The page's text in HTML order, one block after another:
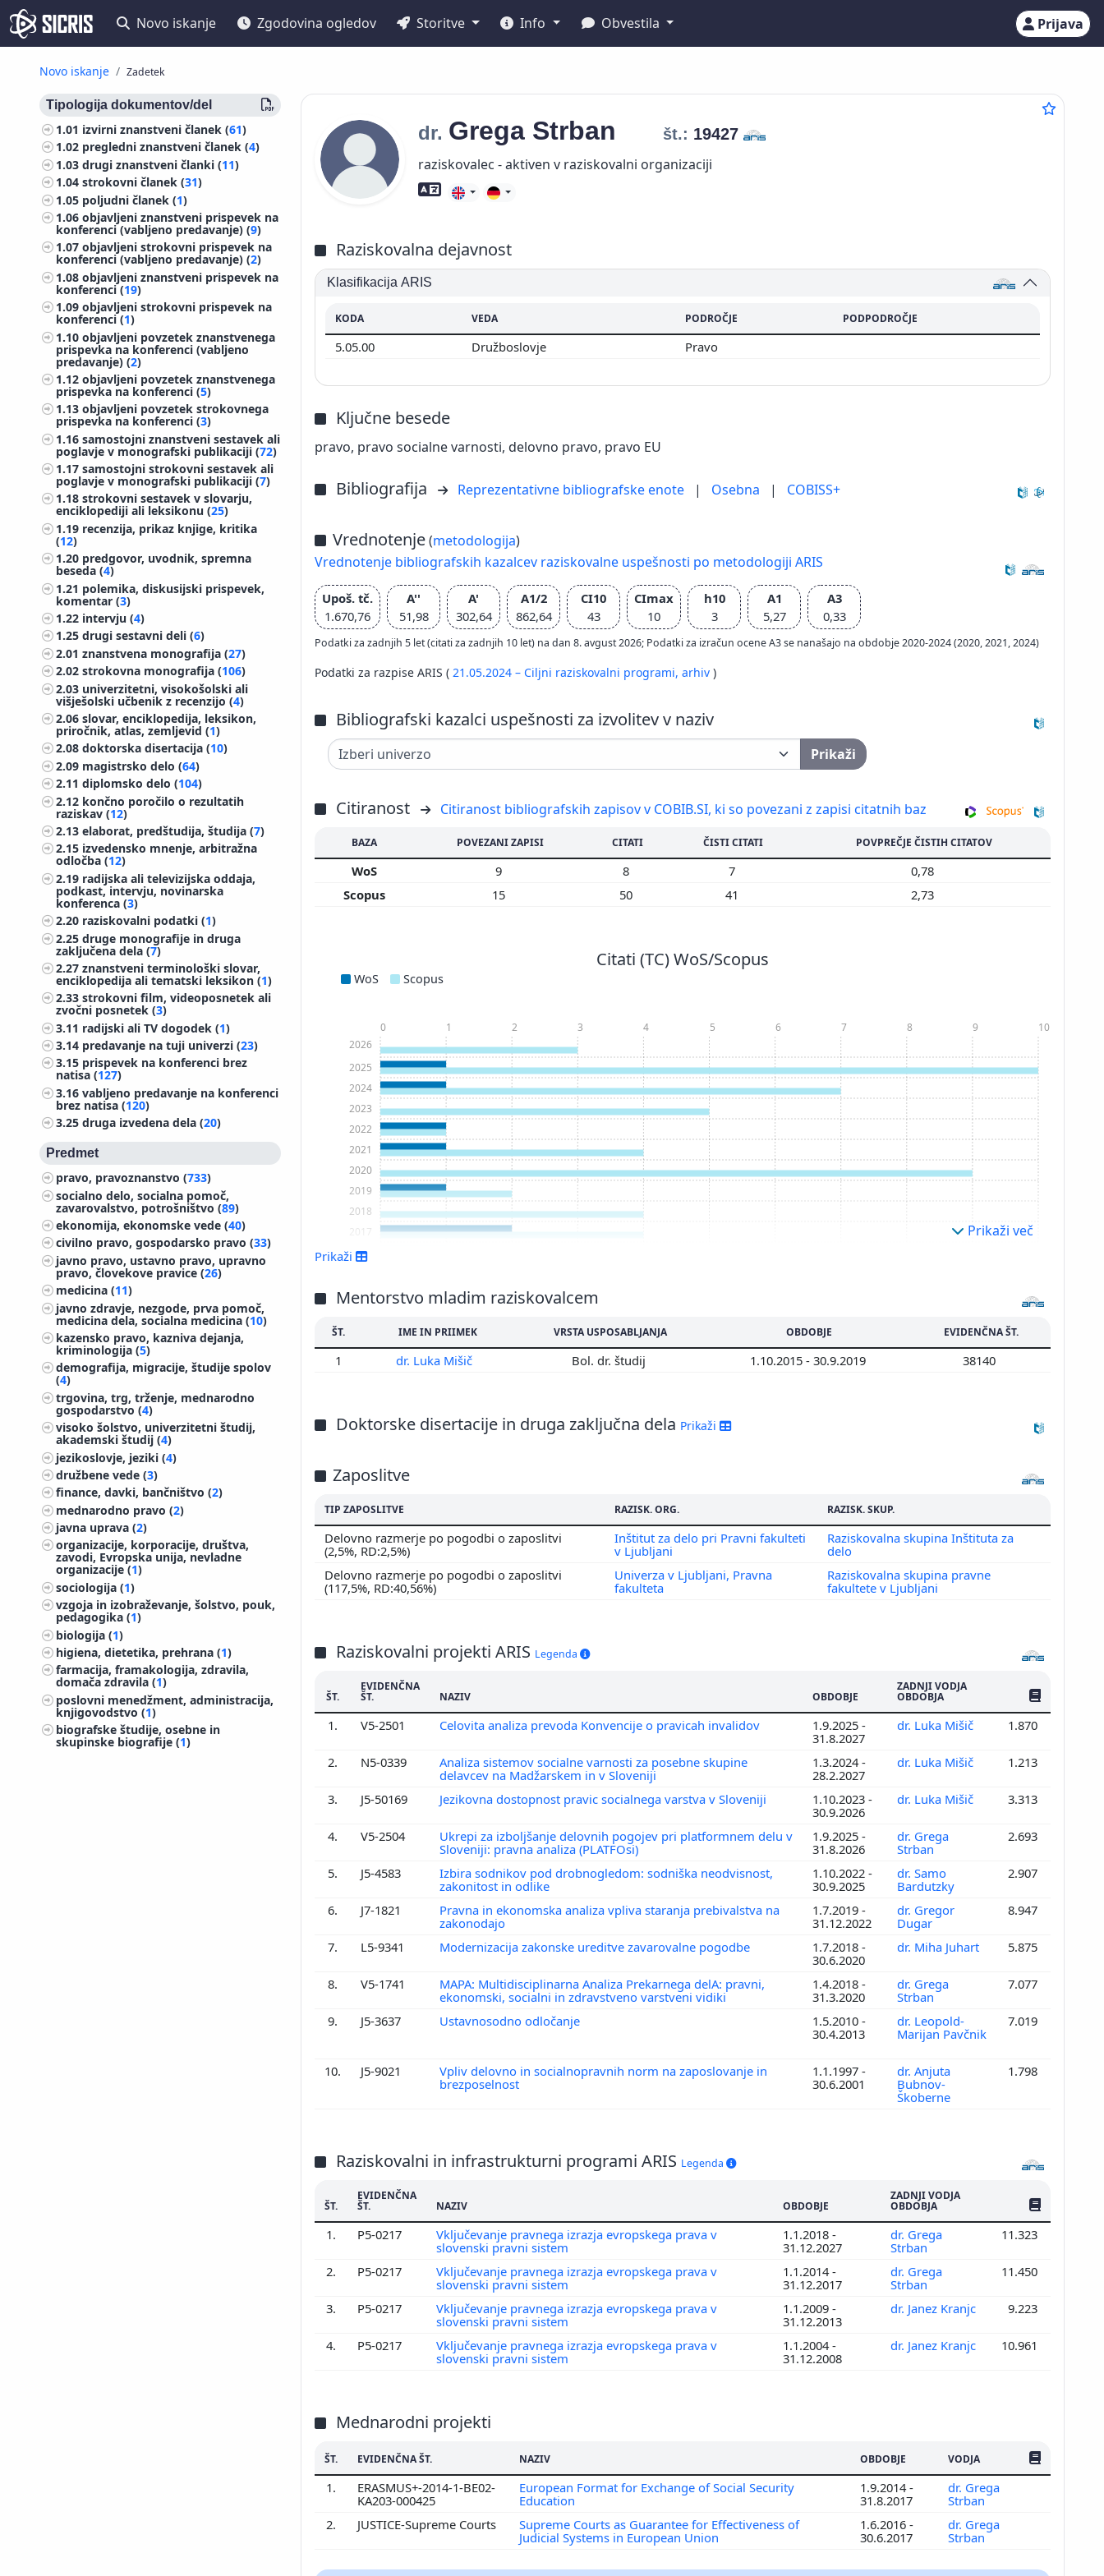
Novo iskanje Zgodovina ogledov Storitve Info Obvestila Prijava
Novo iskanje Zadetek
Tipologija dokumentov/del
1.01 izvirni znanstveni članek (61)
1.02 pregledni znanstveni članek (4)
1.03drugi znanstveni članki (11)
1.04strokovni članek (31)
1.05 poljudni članek (1)
1.06objavljeni znanstveni prispevek na
konferenci (vabljeno predavanje) (9)
1.07objavljeni strokovni prispevek na
konferenci (vabljeno predavanje) (2)
1.08objavljeni znanstveni prispevek na
konferenci (19)
1.09objavljeni strokovni prispevek na
konferenci (1)
1.10objavljeni povzetek znanstvenega
prispevka na konferenci (vabljeno
predavanje) (2)
1.12objavljeni povzetek znanstvenega
prispevka na konferenci (5)
1.13objavljeni povzetek strokovnega
prispevka na konferenci (3)
1.16samostojni znanstveni sestavek ali
poglavje v monografski publikaciji (72)
1.17samostojni strokovni sestavek ali
poglavje v monografski publikaciji (7)
1.18strokovni sestavek v slovarju,
enciklopediji ali leksikonu (25)
1.19 recenzija, prikaz knjige, kritika
(12)
1.20 predgovor, uvodnik, spremna
beseda (4)
1.21 polemika, diskusijski prispevek,
komentar (3)
1.22 intervju (4)
1.25drugi sestavni deli (6)
2.01znanstvena monografija (27)
2.02strokovna monografija (106)
2.03 univerzitetni, visokošolski ali
višješolski učbenik z recenzijo (4)
2.06slovar, enciklopedija, leksikon,
priročnik, atlas, zemljevid (1)
2.08doktorska disertacija (10)
2.09 magistrsko delo (64)
2.11diplomsko delo (104)
2.12 končno poročilo o rezultatih
raziskav (12)
2.13elaborat, predštudija, študija (7)
2.15 izvedensko mnenje, arbitražna
odločba (12)
2.19 radijska ali televizijska oddaja,
podkast, intervju, novinarska
konferenca (3)
2.20 raziskovalni podatki (1)
2.25druge monografije in druga
zaključena dela (7)
2.27znanstveni terminološki slovar,
enciklopedija ali tematski leksikon (1)
2.33strokovni film, videoposnetek ali
zvočni posnetek (3)
3.11 radijski ali TV dogodek (1)
3.14 predavanje na tuji univerzi (23)
3.15 prispevek na konferenci brez
natisa (127)
3.16vabljeno predavanje na konferenci
brez natisa (120)
3.25druga izvedena dela (20)
Predmet
pravo, pravoznanstvo (733)
socialno delo, socialna pomoč,
zavarovalstvo, potrošništvo (89)
ekonomija, ekonomske vede (40)
civilno pravo, gospodarsko pravo (33)
javno pravo, ustavno pravo, upravno
pravo, človekove pravice (26)
medicina (11)
javno zdravje, nezgode, prva pomoč,
medicina dela, socialna medicina (10)
kazensko pravo, kazniva dejanja,
kriminologija (5)
demografija, migracije, študije spolov
(4)
trgovina, trg, trženje, mednarodno
gospodarstvo (4)
visoko šolstvo, univerzitetni študij,
akademski študij (4)
jezikoslovje, jeziki (4)
družbene vede (3)
finance, davki, bančništvo (2)
mednarodno pravo (2)
javna uprava (2)
organizacije, korporacije, društva,
zavodi, Evropska unija, nevladne
organizacije (1)
sociologija (1)
vzgoja in izobraževanje, šolstvo, pouk,
pedagogika (1)
biologija (1)
higiena, dietetika, prehrana (1)
farmacija, framakologija, zdravila,
domača zdravila (1)
poslovni menedžment, administracija,
knjigovodstvo (1)
biografske študije, osebne in
skupinske biografije (1)
dr. Grega Strban št.: 19427
raziskovalec - aktiven v raziskovalni organizaciji
Znanje tujih jezikov
Raziskovalna dejavnost
Klasifikacija ARIS
KODA VEDA PODROČJE PODPODROČJE
5.05.00 Družboslovje Pravo
Ključne besede
pravo, pravo socialne varnosti, delovno pravo, pravo EU
Bibliografija Reprezentativne bibliografske enote | Osebna | COBISS+
Vrednotenje(metodologija)
Vrednotenje bibliografskih kazalcev raziskovalne uspešnosti po metodologiji ARIS
Upoš. tč.
1.670,76
A''
51,98
A'
302,64
A1/2
862,64
CI10
43
CImax
10
h10
3
A1
5,27
A3
0,33
Podatki za zadnjih 5 let (citati za zadnjih 10 let) na dan 8. avgust 2026; Podatki za izračun ocene A3 se nanašajo na obdobje 2020-2024 (2020, 2021, 2024)
Podatki za razpise ARIS ( 21.05.2024 – Ciljni raziskovalni programi, arhiv )
Bibliografski kazalci uspešnosti za izvolitev v naziv
Prikaži
Citiranost Citiranost bibliografskih zapisov v COBIB.SI, ki so povezani z zapisi citatnih baz
BAZA POVEZANI ZAPISI CITATI ČISTI CITATI POVPREČJE ČISTIH CITATOV
WoS 9 8 7
0,78
Scopus
15 50 41 2,73
Citati (TC) WoS/Scopus
WoS Scopus
2016
2017
2018
2019
2020
2021
2022
2023
2024
2025
2026
0 1 2 3 4 5 6 7 8 9 10
Prikaži več
Prikaži
Mentorstvo mladim raziskovalcem
ŠT. IME IN PRIIMEK VRSTA USPOSABLJANJA OBDOBJE EVIDENČNA ŠT.
1 dr. Luka Mišič Bol. dr. študij 1.10.2015 - 30.9.2019 38140
Doktorske disertacije in druga zaključna dela Prikaži
Zaposlitve
TIP ZAPOSLITVE RAZISK. ORG. RAZISK. SKUP.
Delovno razmerje po pogodbi o zaposlitvi
(2,5%, RD:2,5%)
Inštitut za delo pri Pravni fakulteti
v Ljubljani
Raziskovalna skupina Inštituta za
delo
Delovno razmerje po pogodbi o zaposlitvi
(117,5%, RD:40,56%)
Univerza v Ljubljani, Pravna
fakulteta
Raziskovalna skupina pravne
fakultete v Ljubljani
Raziskovalni projekti ARIS Legenda
ŠT.
EVIDENČNA
ŠT. NAZIV OBDOBJE
ZADNJI VODJA
OBDOBJA ŠTEV.
1. V5-2501 Celovita analiza prevoda Konvencije o pravicah invalidov
1.9.2025 -
31.8.2027
dr. Luka Mišič 1.870
2. N5-0339
Analiza sistemov socialne varnosti za posebne skupine
delavcev na Madžarskem in v Sloveniji
1.3.2024 -
28.2.2027
dr. Luka Mišič 1.213
3. J5-50169 Jezikovna dostopnost pravic socialnega varstva v Sloveniji
1.10.2023 -
30.9.2026
dr. Luka Mišič 3.313
4. V5-2504
Ukrepi za izboljšanje delovnih pogojev pri platformnem delu v
Sloveniji: pravna analiza (PLATFOsi)
1.9.2025 -
31.8.2026
dr. Grega
Strban
2.693
5. J5-4583
Izbira sodnikov pod drobnogledom: sodniška neodvisnost,
zakonitost in odlike
1.10.2022 -
30.9.2025
dr. Samo
Bardutzky
2.907
6. J7-1821
Pravna in ekonomska analiza vpliva staranja prebivalstva na
zakonodajo
1.7.2019 -
31.12.2022
dr. Gregor
Dugar
8.947
7. L5-9341 Modernizacija zakonske ureditve zavarovalne pogodbe
1.7.2018 -
30.6.2020
dr. Miha Juhart 5.875
8. V5-1741
MAPA: Multidisciplinarna Analiza Prekarnega delA: pravni,
ekonomski, socialni in zdravstveno varstveni vidiki
1.4.2018 -
31.3.2020
dr. Grega
Strban
7.077
9. J5-3637 Ustavnosodno odločanje
1.5.2010 -
30.4.2013
dr. Leopold-
Marijan Pavčnik
7.019
10. J5-9021
Vpliv delovno in socialnopravnih norm na zaposlovanje in
brezposelnost
1.1.1997 -
30.6.2001
dr. Anjuta
Bubnov-
Škoberne
1.798
Raziskovalni in infrastrukturni programi ARIS Legenda
ŠT.
EVIDENČNA
ŠT. NAZIV OBDOBJE
ZADNJI VODJA
OBDOBJA ŠTEV.
1. P5-0217
Vključevanje pravnega izrazja evropskega prava v
slovenski pravni sistem
1.1.2018 -
31.12.2027
dr. Grega
Strban
11.323
2. P5-0217
Vključevanje pravnega izrazja evropskega prava v
slovenski pravni sistem
1.1.2014 -
31.12.2017
dr. Grega
Strban
11.450
3. P5-0217
Vključevanje pravnega izrazja evropskega prava v
slovenski pravni sistem
1.1.2009 -
31.12.2013
dr. Janez Kranjc 9.223
4. P5-0217
Vključevanje pravnega izrazja evropskega prava v
slovenski pravni sistem
1.1.2004 -
31.12.2008
dr. Janez Kranjc 10.961
Mednarodni projekti
ŠT. EVIDENČNA ŠT. NAZIV OBDOBJE VODJA ŠTEV.
1.
ERASMUS+-2014-1-BE02-
KA203-000425
European Format for Exchange of Social Security
Education
1.9.2014 -
31.8.2017
dr. Grega
Strban
2.
JUSTICE-Supreme Courts
Supreme Courts as Guarantee for Effectiveness of
Judicial Systems in European Union
1.6.2016 -
30.6.2017
dr. Grega
Strban